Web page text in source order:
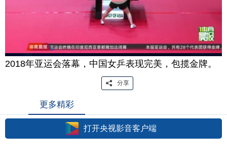
2018年亚运会落幕，中国女乒表现完美，包揽金牌。
分享
更多精彩
打开央视影音客户端